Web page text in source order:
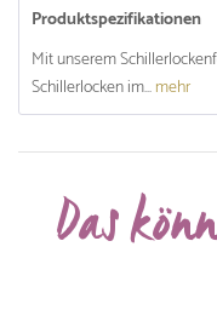
Produktspezifikationen
Mit unserem
Schillerlocken im...mehr
Das